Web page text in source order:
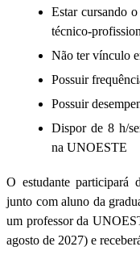
Estar cursando
técnico-
Não ter vínculo
Possuir
Possuir
Dispor de 8 h/
na UNOESTE
O estudante participará
junto com aluno da
um professor da
agosto de 2027) e